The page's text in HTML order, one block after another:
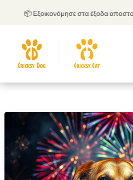
📦 Εξοικονόμησε στα έξοδα αποστολής